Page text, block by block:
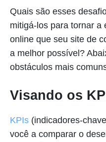
Quais são esses
mitigá-los para tornar a
online que seu site de
a melhor possível?
obstáculos mais
Visando os
KPIs (indicadores-
você a comparar o